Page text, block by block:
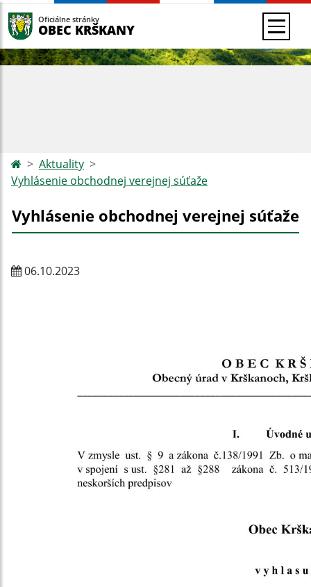
Oficiálne stránky
OBEC KRŠKANY
Aktuality
Vyhlásenie obchodnej verejnej súťaže
Vyhlásenie obchodnej verejnej súťaže
06.10.2023